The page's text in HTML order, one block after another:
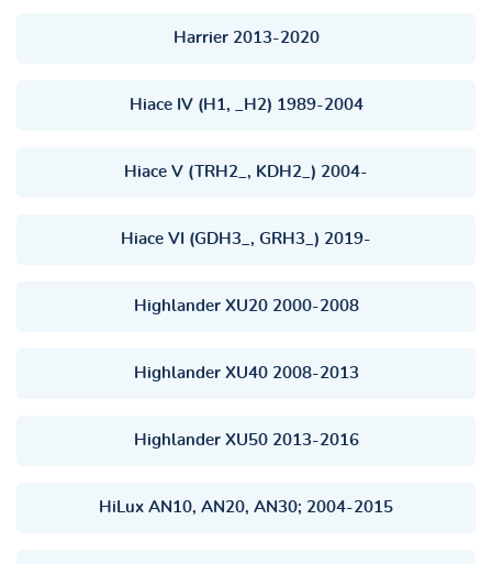
Harrier 2013-2020
Hiace IV (H1, _H2) 1989-2004
Hiace V (TRH2_, KDH2_) 2004-
Hiace VI (GDH3_, GRH3_) 2019-
Highlander XU20 2000-2008
Highlander XU40 2008-2013
Highlander XU50 2013-2016
HiLux AN10, AN20, AN30; 2004-2015